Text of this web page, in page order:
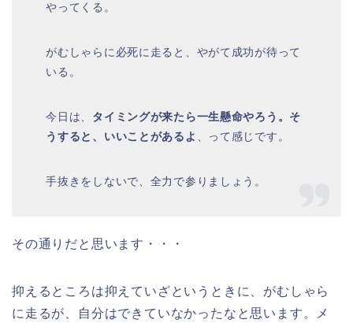
やってくる。
がむしゃらに必死に走ると、やがて成功が待って
いる。
今日は、 タイミングが来たら一生懸命やろう。そ
うすると、いいことがあるよ 、って感じです。
手抜きをしないで、全力で参りましょう。
その通りだと思います・・・
抑えるところは抑えていざというときに、がむしゃら
に走るが、自分はできていなかったなと思います。メ